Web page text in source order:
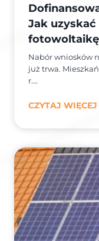
Jak uzyskać
fotowoltaikę
Nabór wniosków
już trwa.
r….
CZYTAJ WIĘCEJ